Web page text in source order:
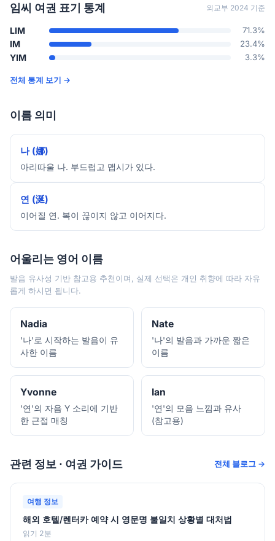
임씨 여권 표기 통계 외교부 2024 기준
LIM 71.3%
IM 23.4%
YIM 3.3%
전체 통계 보기 →
이름 의미
나 (娜)
아리따울 나. 부드럽고 맵시가 있다.
연 (涎)
이어질 연. 복이 끊이지 않고 이어지다.
어울리는 영어 이름
발음 유사성 기반 참고용 추천이며, 실제 선택은 개인 취향에 따라 자유
롭게 하시면 됩니다.
Nadia
'나'로 시작하는 발음이 유
사한 이름
Nate
'나'의 발음과 가까운 짧은
이름
Yvonne
'연'의 자음 Y 소리에 기반
한 근접 매칭
Ian
'연'의 모음 느낌과 유사
(참고용)
관련 정보 · 여권 가이드 전체 블로그 →
여행 정보
해외 호텔/렌터카 예약 시 영문명 불일치 상황별 대처법
읽기 2분